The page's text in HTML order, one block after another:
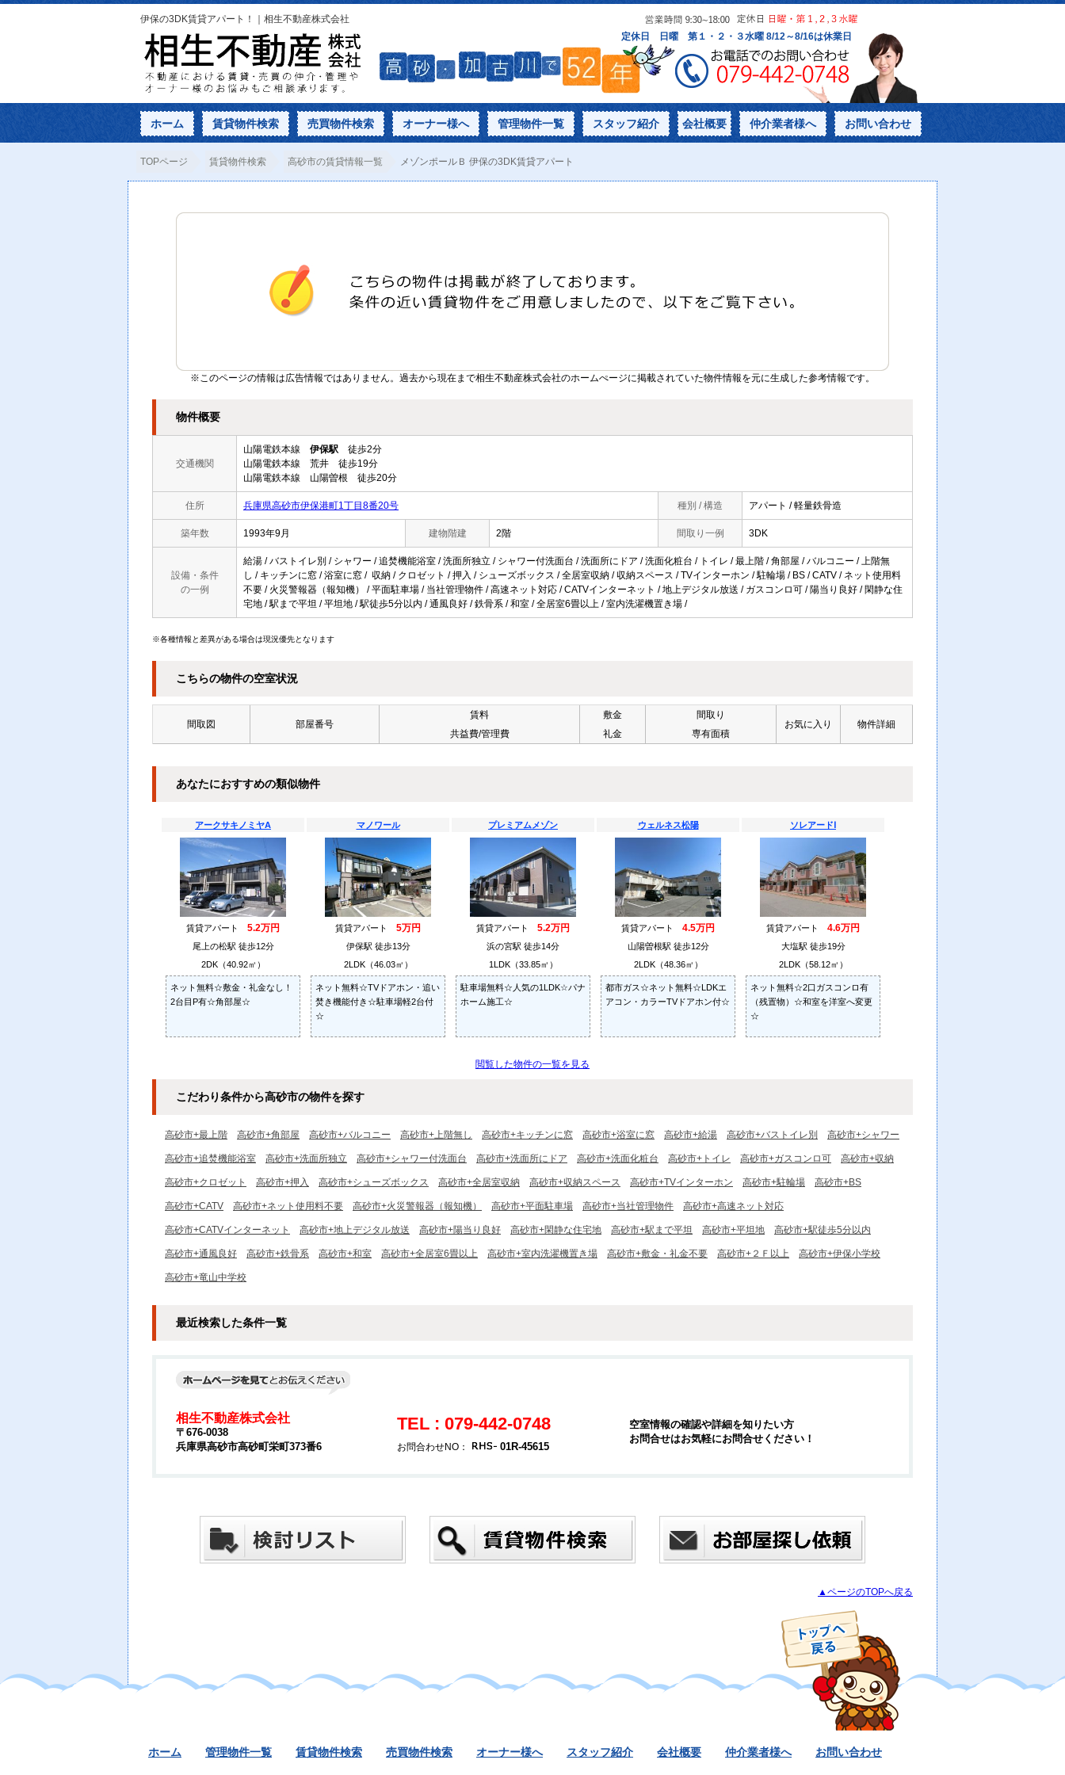
伊保の3DK賃貸アパート！｜相生不動産株式会社
ホーム 賃貸物件検索 売買物件検索 オーナー様へ 管理物件一覧 スタッフ紹介 会社概要 仲介業者様へ お問い合わせ
TOPページ 賃貸物件検索 高砂市の賃貸情報一覧 メゾンポールＢ 伊保の3DK賃貸アパート
※このページの情報は広告情報ではありません。過去から現在まで相生不動産株式会社のホームぺージに掲載されていた物件情報を元に生成した参考情報です。
物件概要
交通機関
山陽電鉄本線 伊保駅 徒歩2分
山陽電鉄本線 荒井 徒歩19分
山陽電鉄本線 山陽曽根 徒歩20分
住所 兵庫県高砂市伊保港町1丁目8番20号 種別 / 構造 アパート / 軽量鉄骨造
築年数 1993年9月 建物階建 2階 間取り一例 3DK
設備・条件
の一例
給湯 / バストイレ別 / シャワー / 追焚機能浴室 / 洗面所独立 / シャワー付洗面台 / 洗面所にドア / 洗面化粧台 / トイレ / 最上階 / 角部屋 / バルコニー / 上階無
し / キッチンに窓 / 浴室に窓 / 収納 / クロゼット / 押入 / シューズボックス / 全居室収納 / 収納スペース / TVインターホン / 駐輪場 / BS / CATV / ネット使用料
不要 / 火災警報器（報知機） / 平面駐車場 / 当社管理物件 / 高速ネット対応 / CATVインターネット / 地上デジタル放送 / ガスコンロ可 / 陽当り良好 / 閑静な住
宅地 / 駅まで平坦 / 平坦地 / 駅徒歩5分以内 / 通風良好 / 鉄骨系 / 和室 / 全居室6畳以上 / 室内洗濯機置き場 /
※各種情報と差異がある場合は現況優先となります
こちらの物件の空室状況
間取図 部屋番号
賃料
共益費/管理費
敷金
礼金
間取り
専有面積
お気に入り 物件詳細
あなたにおすすめの類似物件
アークサキノミヤA
賃貸アパート 5.2万円
尾上の松駅 徒歩12分
2DK（40.92㎡）
ネット無料☆敷金・礼金なし！
2台目P有☆角部屋☆
マノワール
賃貸アパート 5万円
伊保駅 徒歩13分
2LDK（46.03㎡）
ネット無料☆TVドアホン・追い
焚き機能付き☆駐車場軽2台付
☆
プレミアムメゾン
賃貸アパート 5.2万円
浜の宮駅 徒歩14分
1LDK（33.85㎡）
駐車場無料☆人気の1LDK☆パナ
ホーム施工☆
ウェルネス松陽
賃貸アパート 4.5万円
山陽曽根駅 徒歩12分
2LDK（48.36㎡）
都市ガス☆ネット無料☆LDKエ
アコン・カラーTVドアホン付☆
ソレアードⅠ
賃貸アパート 4.6万円
大塩駅 徒歩19分
2LDK（58.12㎡）
ネット無料☆2口ガスコンロ有
（残置物）☆和室を洋室へ変更
☆
閲覧した物件の一覧を見る
こだわり条件から高砂市の物件を探す
高砂市+最上階 高砂市+角部屋 高砂市+バルコニー 高砂市+上階無し 高砂市+キッチンに窓 高砂市+浴室に窓 高砂市+給湯 高砂市+バストイレ別 高砂市+シャワー
高砂市+追焚機能浴室 高砂市+洗面所独立 高砂市+シャワー付洗面台 高砂市+洗面所にドア 高砂市+洗面化粧台 高砂市+トイレ 高砂市+ガスコンロ可 高砂市+収納
高砂市+クロゼット 高砂市+押入 高砂市+シューズボックス 高砂市+全居室収納 高砂市+収納スペース 高砂市+TVインターホン 高砂市+駐輪場 高砂市+BS
高砂市+CATV 高砂市+ネット使用料不要 高砂市+火災警報器（報知機） 高砂市+平面駐車場 高砂市+当社管理物件 高砂市+高速ネット対応
高砂市+CATVインターネット 高砂市+地上デジタル放送 高砂市+陽当り良好 高砂市+閑静な住宅地 高砂市+駅まで平坦 高砂市+平坦地 高砂市+駅徒歩5分以内
高砂市+通風良好 高砂市+鉄骨系 高砂市+和室 高砂市+全居室6畳以上 高砂市+室内洗濯機置き場 高砂市+敷金・礼金不要 高砂市+２Ｆ以上 高砂市+伊保小学校
高砂市+竜山中学校
最近検索した条件一覧
相生不動産株式会社
〒676-0038
兵庫県高砂市高砂町栄町373番6
TEL : 079-442-0748
お問合わせNO： 01R-45615
空室情報の確認や詳細を知りたい方
お問合せはお気軽にお問合せください！
▲ページのTOPへ戻る
ホーム 管理物件一覧 賃貸物件検索 売買物件検索 オーナー様へ スタッフ紹介 会社概要 仲介業者様へ お問い合わせ